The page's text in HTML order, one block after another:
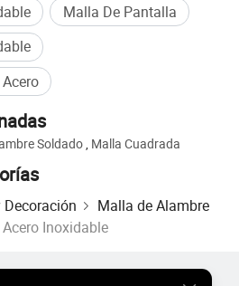
304 316 316L 201 de níquel titanio, acero galvanizado
y Sarga neerlandés y Sarga neerlandés y holandés atrás
personalización
personalización
desarrolló, la longitud es de diez pies
Malla De Pantalla
Soldado, Malla Cuadrada
Malla de Alambre
Inoxidable
Precio de Productos Populares